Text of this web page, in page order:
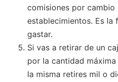
comisiones por
establecimientos. Es la
gastar.
Si vas a retirar de un
por la cantidad
la misma retires mil o